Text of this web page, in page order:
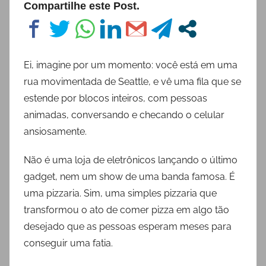
Compartilhe este Post.
Ei, imagine por um momento: você está em uma
rua movimentada de Seattle, e vê uma fila que se
estende por blocos inteiros, com pessoas
animadas, conversando e checando o celular
ansiosamente.
Não é uma loja de eletrônicos lançando o último
gadget, nem um show de uma banda famosa. É
uma pizzaria. Sim, uma simples pizzaria que
transformou o ato de comer pizza em algo tão
desejado que as pessoas esperam meses para
conseguir uma fatia.